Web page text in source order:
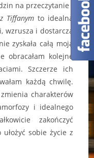
na przeczytanie i
Tiffanym to idealna
wzrusza i dostarcza
zyskała całą moją
obracałam kolejne
Szczerze ich
każdą chwilę.
charakterów
i idealnego
zakończyć
sobie życie z